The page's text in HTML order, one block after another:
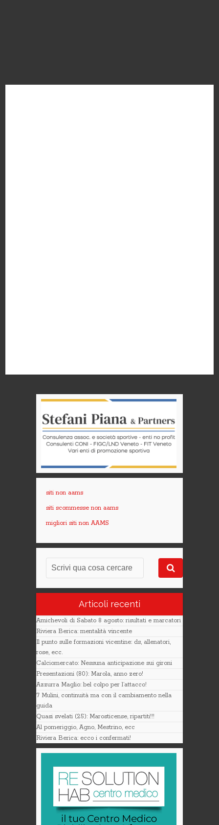
siti non aams
siti scommesse non aams
migliori siti non AAMS
Articoli recenti
Amichevoli di Sabato 8 agosto: risultati e marcatori
Riviera Berica: mentalità vincente
Il punto sulle formazioni vicentine: ds, allenatori,
rose, ecc.
Calciomercato: Nessuna anticipazione sui gironi
Presentazioni (80): Marola, anno zero!
Azzurra Maglio: bel colpo per l’attacco!
7 Mulini, continuità ma con il cambiamento nella
guida
Quasi svelati (25): Marosticense, ripartiti!!!
Al pomeriggio, Agno, Mestrino, ecc
Riviera Berica: ecco i confermati!